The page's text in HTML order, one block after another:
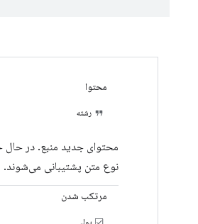
محتوا
رشته
محتوای جدید منبع. در حال
نوع متن پشتیبانی می‌شوند.
مرتکب شدن
بولی